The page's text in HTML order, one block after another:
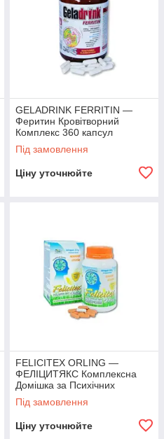
GELADRINK FERRITIN —
Феритин Кровітворний
Комплекс 360 капсул
Під замовлення
Ціну уточнюйте
FELICITEX ORLING —
ФЕЛІЦИТЯКС Комплексна
Домішка за Психічних
навантажень 360 капсул
Під замовлення
Ціну уточнюйте